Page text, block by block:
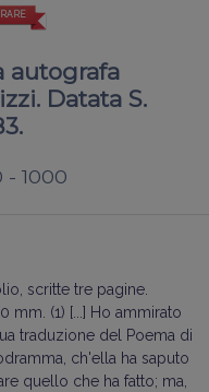
autografa
Datata S.
- 1000
scritte tre pagine.
mm. (1) [...] Ho ammirato
traduzione del Poema di
ch'ella ha saputo
quello che ha fatto; ma,